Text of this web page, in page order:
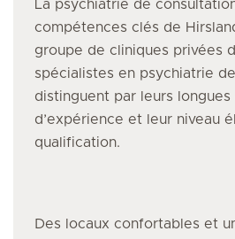
La psychiatrie de
compétences clés de
groupe de cliniques privées
spécialistes en psychiatrie
distinguent par leurs longues
d’expérience et leur niveau
qualification.
Des locaux confortables et